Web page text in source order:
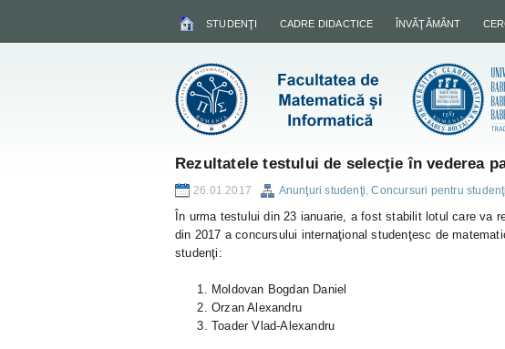
STUDENŢI CADRE DIDACTICE ÎNVĂŢĂMÂNT
Rezultatele testului de selecţie în vederea
26.01.2017 Anunţuri studenţi,Concursuri pentru studenţi
În urma testului din 23 ianuarie, a fost stabilit lotul care va
din 2017 a concursului internaţional studenţesc de
studenţi:
Moldovan Bogdan Daniel
Orzan Alexandru
Toader Vlad-Alexandru